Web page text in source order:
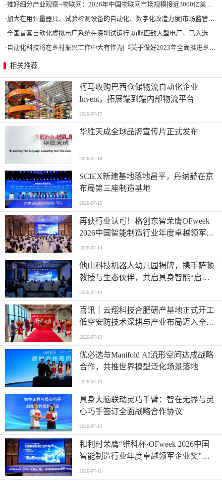
·推好细分产业观察--物联网：2026年中国物联网市场规模接近3000亿美元 智慧工厂、智慧城市、智慧电网等将占60%以上
·加大在用计量器具、试验检测设备的自动化、数字化改造力度|市场监管总局 工业和信息化部 关于促进企业计量能力提升的指导意见
·全国首套自动化虚拟电厂系统在深圳试运行 功能匹敌大型电厂，已入选国际典型案例
· 自动化科技将在乡村振兴工作中大有作为|《关于做好2023年全面推进乡村振兴重点工作的意见》发布
相关推荐
柯马收购巴西仓储物流自动化企业
Invent，拓展端到端内部物流平台
2026-07-17
华胜天成全球品牌宣传片正式发布
2026-07-16
SCIEX新建基地落地昌平，丹纳赫在京
布局第三座制造基地
2026-07-15
再获行业认可！格创东智荣膺OFweek
2026中国智能制造行业年度卓越领军企
业奖
2026-07-14
他山科技机器人幼儿园揭牌，携手萨顿
教授与生态伙伴，共启具身智能“启蒙
时代”
2026-07-13
喜讯｜云翔科技合肥研产基地正式开工
低空安防技术深耕与产业布局迈入全新
阶段
2026-07-13
优必选与Manifold AI流形空间达成战略
合作，共推世界模型泛化场景落地
2026-07-13
具身大脑联动灵巧手臂：智在无界与灵
心巧手签订全面战略合作协议
2026-07-13
和利时荣膺“维科杯·OFweek 2026中国
智能制造行业年度卓越领军企业奖”，
以自主创新实力引领智造新浪潮
2026-07-11